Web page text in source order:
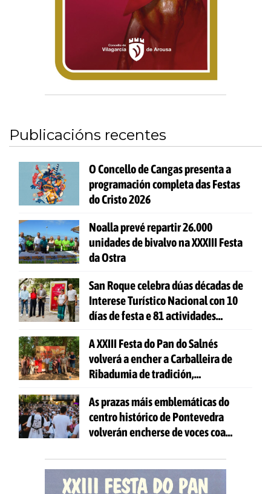
Publicacións recentes
O Concello de Cangas presenta a
programación completa das Festas
do Cristo 2026
Noalla prevé repartir 26.000
unidades de bivalvo na XXXIII Festa
da Ostra
San Roque celebra dúas décadas de
Interese Turístico Nacional con 10
días de festa e 81 actividades
A XXIII Festa do Pan do Salnés
volverá a encher a Carballeira de
Ribadumia de tradición,
todas as idades
As prazas máis emblemáticas do
centro histórico de Pontevedra
volverán encherse de voces coa